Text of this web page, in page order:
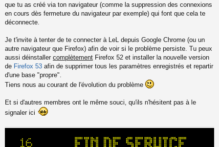
l
u
que tu as créé via ton navigateur (comme la suppression des connexions
en cours dès fermeture du navigateur par exemple) qui font que cela te
déconnecte.
Je t'invite à tenter de te connecter à LeL depuis Google Chrome (ou un
autre navigateur que Firefox) afin de voir si le problème persiste. Tu peux
aussi déinstaller complètement Firefox 52 et installer la nouvelle version
de Firefox 53 afin de supprimer tous les paramètres enregistrés et repartir
d'une base "propre".
Tiens nous au courant de l'évolution du problème
Et si d'autres membres ont le même souci, qu'ils n'hésitent pas à le
signaler ici